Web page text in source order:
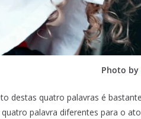
Photo by
destas quatro palavras é
palavra diferentes para o